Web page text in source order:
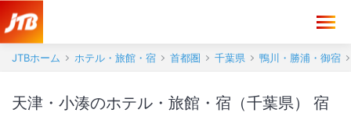
JTBホーム ホテル・旅館・宿 首都圏 千葉県 鴨川・勝浦・御宿
天津・小湊のホテル・旅館・宿（千葉県） 宿